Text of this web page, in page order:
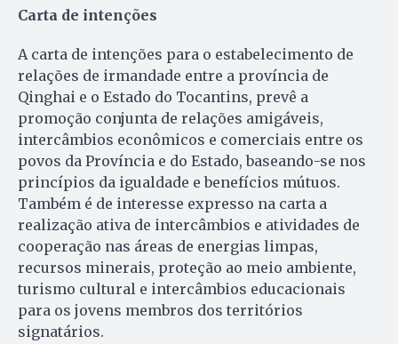
Carta de intenções
A carta de intenções para o estabelecimento de
relações de irmandade entre a província de
Qinghai e o Estado do Tocantins, prevê a
promoção conjunta de relações amigáveis,
intercâmbios econômicos e comerciais entre os
povos da Província e do Estado, baseando-se nos
princípios da igualdade e benefícios mútuos.
Também é de interesse expresso na carta a
realização ativa de intercâmbios e atividades de
cooperação nas áreas de energias limpas,
recursos minerais, proteção ao meio ambiente,
turismo cultural e intercâmbios educacionais
para os jovens membros dos territórios
signatários.